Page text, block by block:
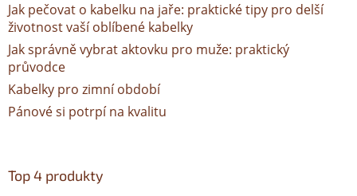
Jak pečovat o kabelku na jaře: praktické tipy pro delší
životnost vaší oblíbené kabelky
Jak správně vybrat aktovku pro muže: praktický
průvodce
Kabelky pro zimní období
Pánové si potrpí na kvalitu
Top 4 produkty